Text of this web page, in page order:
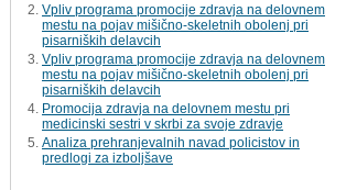
Vpliv programa promocije zdravja na delovnem
mestu na pojav mišično-skeletnih obolenj pri
pisarniških delavcih
Vpliv programa promocije zdravja na delovnem
mestu na pojav mišično-skeletnih obolenj pri
pisarniških delavcih
Promocija zdravja na delovnem mestu pri
medicinski sestri v skrbi za svoje zdravje
Analiza prehranjevalnih navad policistov in
predlogi za izboljšave